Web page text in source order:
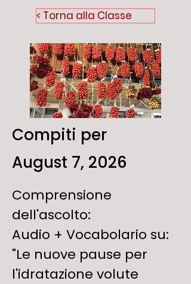
< Torna alla Classe
Compiti per
August 7, 2026
Comprensione
dell'ascolto:
Audio + Vocabolario su:
"Le nuove pause per
l'idratazione volute